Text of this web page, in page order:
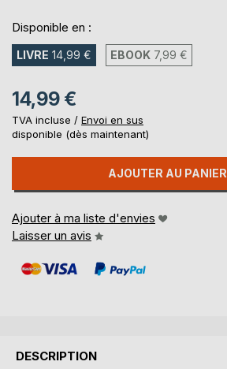
Disponible en :
LIVRE 14,99 € EBOOK 7,99 €
14,99 €
TVA incluse / Envoi en sus
disponible (dès maintenant)
AJOUTER AU PANIER
Ajouter à ma liste d'envies
Laisser un avis
DESCRIPTION